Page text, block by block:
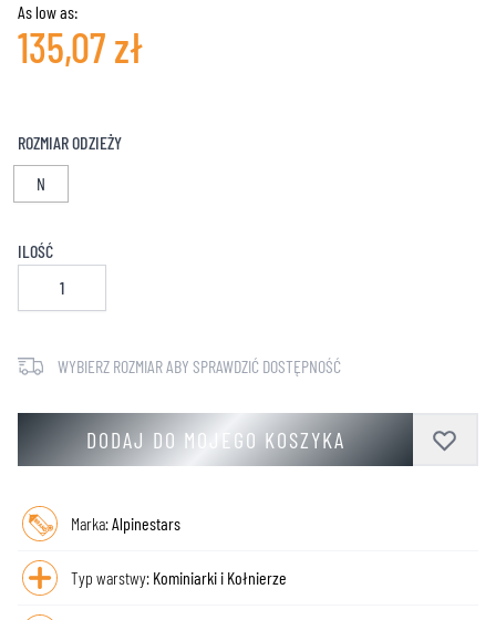
As low as:
135,07 zł
ROZMIAR ODZIEŻY
N
ILOŚĆ
WYBIERZ ROZMIAR ABY SPRAWDZIĆ DOSTĘPNOŚĆ
DODAJ DO MOJEGO KOSZYKA
Marka:Alpinestars
Typ warstwy: Kominiarki i Kołnierze